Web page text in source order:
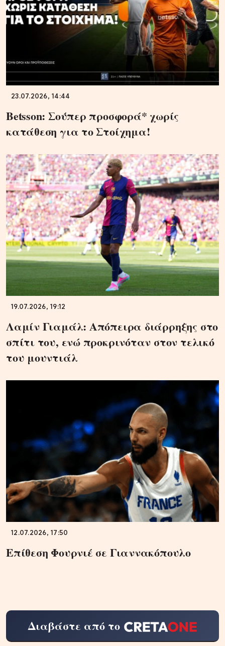
23.07.2026, 14:44
Betsson: Σούπερ προσφορά* χωρίς
κατάθεση για το Στοίχημα!
19.07.2026, 19:12
Λαμίν Γιαμάλ: Απόπειρα διάρρηξης στο
σπίτι του, ενώ προκρινόταν στον τελικό
του μουντιάλ
12.07.2026, 17:50
Επίθεση Φουρνιέ σε Γιαννακόπουλο
Διαβάστε από το